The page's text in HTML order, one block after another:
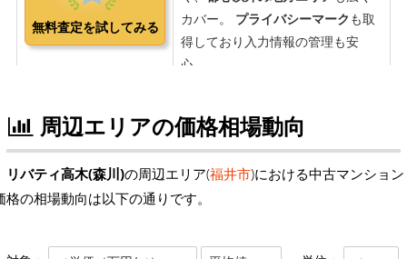
周辺エリアの価格相場動向
リバティ高木(森川)の周辺エリア(福井市)における中古マンション
格の相場動向は以下の通りです。